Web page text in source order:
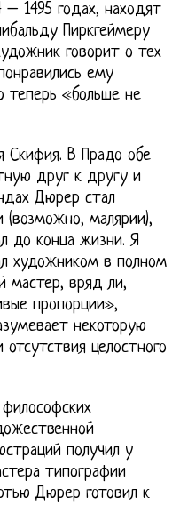
1495 годах, находят
Пиркгеймеру
говорит о тех
ему
теперь «больше не
Скифия. В Прадо обе
друг к другу и
Дюрер стал
(возможно, малярии),
до конца жизни. Я
художником в полном
мастер, вряд ли,
пропорции»,
некоторую
целостного
получил у
типографии
Дюрер готовил к